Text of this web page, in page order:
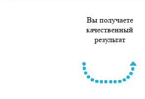
Вы получаете
качественный
результат